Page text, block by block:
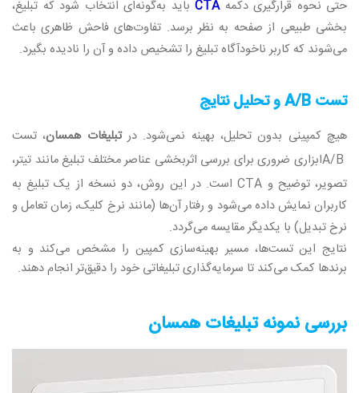
حتی نحوه قرارگیری دکمه CTA باید به‌گونه‌ای انتخاب شود که تبلیغ،
بخشی طبیعی از صفحه به نظر برسد. تفاوت‌های فاحش ظاهری باعث
می‌شوند که کاربر ناخودآگاه تبلیغ را تشخیص داده و آن را نادیده بگیرد.
تست A/Bو تحلیل نتایج
هیچ کمپینی بدون تحلیل، بهینه نمی‌شود. درتبلیغات همسان، تست
A/Bابزاری ضروری برای بررسی اثربخشی عناصر مختلف تبلیغ مانند تیتر،
تصویر، توضیح و CTA است. در این روش، دو نسخه از یک تبلیغ به
کاربران نمایش داده می‌شود و رفتار آن‌ها (مانند نرخ کلیک، زمان تعامل و
نرخ تبدیل) با یکدیگر مقایسه می‌گردد.
نتایج این تست‌ها، مسیر بهینه‌سازی کمپین را مشخص می‌کند و به
برندها کمک می‌کند تا سرمایه‌گذاری تبلیغاتی خود را دقیق‌تر انجام دهند.
بررسی نمونه‌ تبلیغات همسان